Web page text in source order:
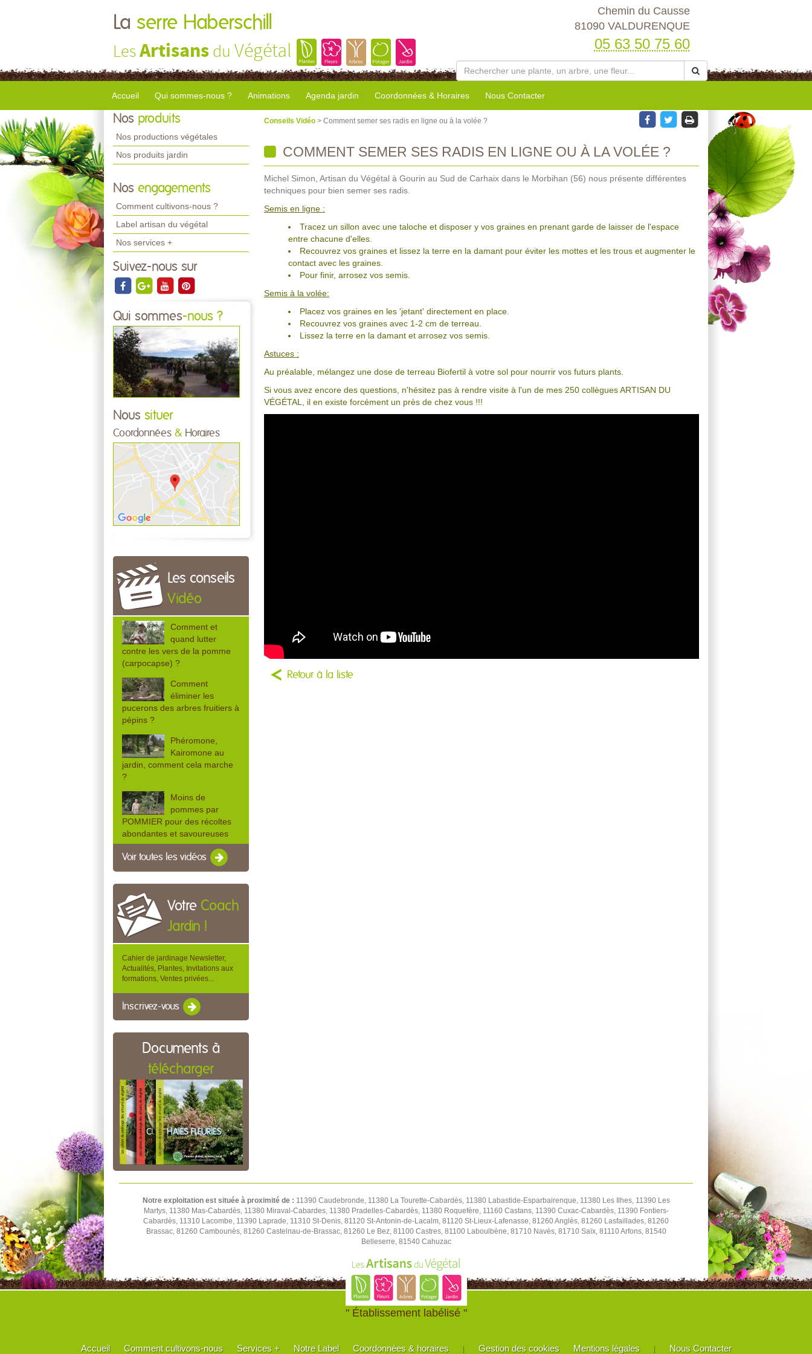
La serre Haberschill
LesArtisans du Végétal
Chemin du Causse
81090 VALDURENQUE
05 63 50 75 60
Accueil Qui sommes-nous ? Animations Agenda jardin Coordonnées & Horaires Nous Contacter
Nos produits
Nos productions végétales
Nos produits jardin
Nos engagements
Comment cultivons-nous ?
Label artisan du végétal
Nos services +
Suivez-nous sur
Qui sommes-nous ?
Nous situer
Coordonnées & Horaires
Les conseils
Vidéo
Comment et
quand lutter
contre les vers de la pomme
(carpocapse) ?
Comment
éliminer les
pucerons des arbres fruitiers à
pépins ?
Phéromone,
Kairomone au
jardin, comment cela marche
?
Moins de
pommes par
POMMIER pour des récoltes
abondantes et savoureuses
Voir toutes les vidéos
Votre Coach
Jardin !
Cahier de jardinage Newsletter,
Actualités, Plantes, Invitations aux
formations, Ventes privées...
Inscrivez-vous
Documents à
télécharger
Conseils Vidéo > Comment semer ses radis en ligne ou à la volée ?
COMMENT SEMER SES RADIS EN LIGNE OU À LA VOLÉE ?
Michel Simon, Artisan du Végétal à Gourin au Sud de Carhaix dans le Morbihan (56) nous présente différentes
techniques pour bien semer ses radis.
Semis en ligne :
Tracez un sillon avec une taloche et disposer y vos graines en prenant garde de laisser de l'espace
entre chacune d'elles.
Recouvrez vos graines et lissez la terre en la damant pour éviter les mottes et les trous et augmenter le
contact avec les graines.
Pour finir, arrosez vos semis.
Semis à la volée:
Placez vos graines en les 'jetant' directement en place.
Recouvrez vos graines avec 1-2 cm de terreau.
Lissez la terre en la damant et arrosez vos semis.
Astuces :
Au préalable, mélangez une dose de terreau Biofertil à votre sol pour nourrir vos futurs plants.
Si vous avez encore des questions, n'hésitez pas à rendre visite à l'un de mes 250 collègues ARTISAN DU
VÉGÉTAL, il en existe forcément un près de chez vous !!!
Retour à la liste
Notre exploitation est située à proximité de : 11390 Caudebronde, 11380 La Tourette-Cabardès, 11380 Labastide-Esparbairenque, 11380 Les Ilhes, 11390 Les
Martys, 11380 Mas-Cabardès, 11380 Miraval-Cabardes, 11380 Pradelles-Cabardès, 11380 Roquefère, 11160 Castans, 11390 Cuxac-Cabardès, 11390 Fontiers-
Cabardès, 11310 Lacombe, 11390 Laprade, 11310 St-Denis, 81120 St-Antonin-de-Lacalm, 81120 St-Lieux-Lafenasse, 81260 Anglès, 81260 Lasfaillades, 81260
Brassac, 81260 Cambounès, 81260 Castelnau-de-Brassac, 81260 Le Bez, 81100 Castres, 81100 Laboulbène, 81710 Navès, 81710 Saïx, 81110 Arfons, 81540
Belleserre, 81540 Cahuzac
" Établissement labélisé "
Accueil Comment cultivons-nous Services + Notre Label Coordonnées & horaires Gestion des cookies Mentions légales Nous Contacter